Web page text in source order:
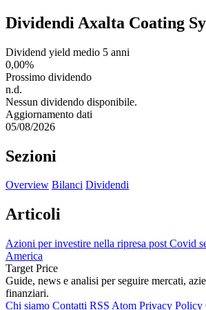
Dividendi Axalta Coating
Dividend yield medio 5 anni
0,00%
Prossimo dividendo
n.d.
Nessun dividendo disponibile.
Aggiornamento dati
05/08/2026
Sezioni
Overview Bilanci Dividendi
Articoli
Azioni per investire nella ripresa post Covid
America
Target Price
Guide, news e analisi per seguire mercati,
finanziari.
Chi siamo Contatti RSS Atom Privacy Policy